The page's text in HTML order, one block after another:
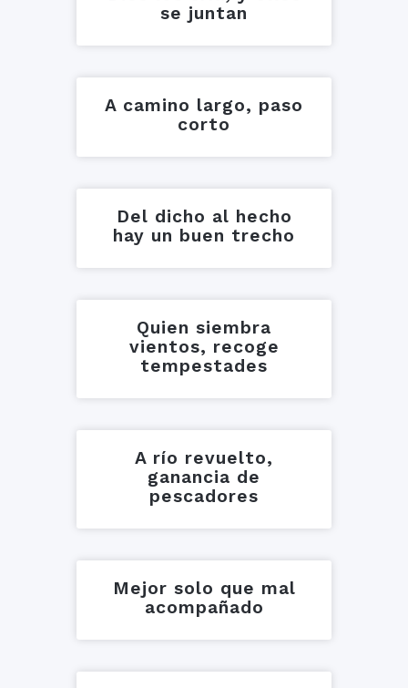
se juntan
A camino largo, paso
corto
Del dicho al hecho
hay un buen trecho
Quien siembra
vientos, recoge
tempestades
A río revuelto,
ganancia de
pescadores
Mejor solo que mal
acompañado